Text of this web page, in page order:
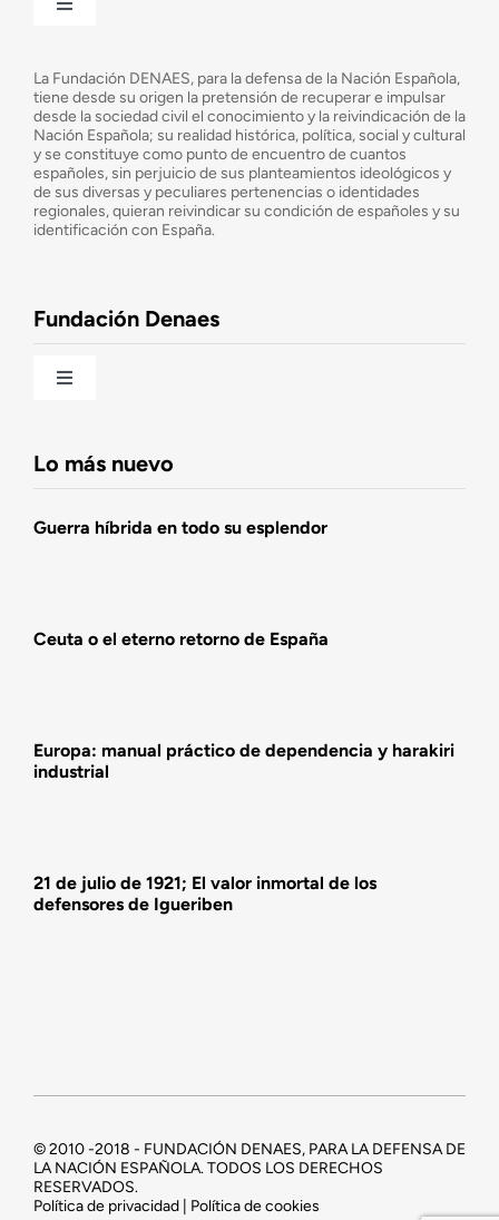
Toggle
¿Cuáles son nuestros objetivos?
Consejo Asesor
La Fundación DENAES, para la defensa de la Nación Española,
tiene desde su origen la pretensión de recuperar e impulsar
desde la sociedad civil el conocimiento y la reivindicación de la
Nación Española; su realidad histórica, política, social y cultural
y se constituye como punto de encuentro de cuantos
españoles, sin perjuicio de sus planteamientos ideológicos y
de sus diversas y peculiares pertenencias o identidades
regionales, quieran reivindicar su condición de españoles y su
identificación con España.
Fundación Denaes
Toggle
Lo más nuevo
Guerra híbrida en todo su esplendor
Ceuta o el eterno retorno de España
Europa: manual práctico de dependencia y harakiri
industrial
21 de julio de 1921; El valor inmortal de los
defensores de Igueriben
© 2010 -2018 - FUNDACIÓN DENAES, PARA LA DEFENSA DE
LA NACIÓN ESPAÑOLA. TODOS LOS DERECHOS
RESERVADOS.
Política de privacidad | Política de cookies